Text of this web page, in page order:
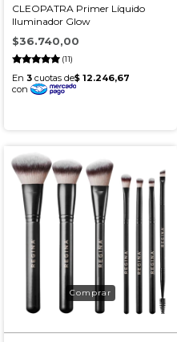
CLEOPATRA Primer Líquido
Iluminador Glow
(11)
$36.740,00